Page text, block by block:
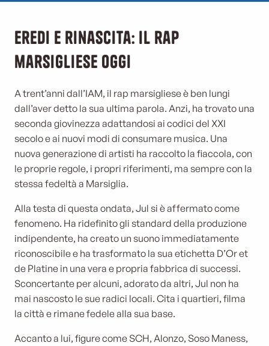
Eredi e rinascita: il rap
marsigliese oggi
A trent’anni dall’IAM, il rap marsigliese è ben lungi
dall’aver detto la sua ultima parola. Anzi, ha trovato una
seconda giovinezza adattandosi ai codici del XXI
secolo e ai nuovi modi di consumare musica. Una
nuova generazione di artisti ha raccolto la fiaccola, con
le proprie regole, i propri riferimenti, ma sempre con la
stessa fedeltà a Marsiglia.
Alla testa di questa ondata, Jul si è affermato come
fenomeno. Ha ridefinito gli standard della produzione
indipendente, ha creato un suono immediatamente
riconoscibile e ha trasformato la sua etichetta D’Or et
de Platine in una vera e propria fabbrica di successi.
Sconcertante per alcuni, adorato da altri, Jul non ha
mai nascosto le sue radici locali. Cita i quartieri, filma
la città e rimane fedele alla sua base.
Accanto a lui, figure come SCH, Alonzo, Soso Maness,